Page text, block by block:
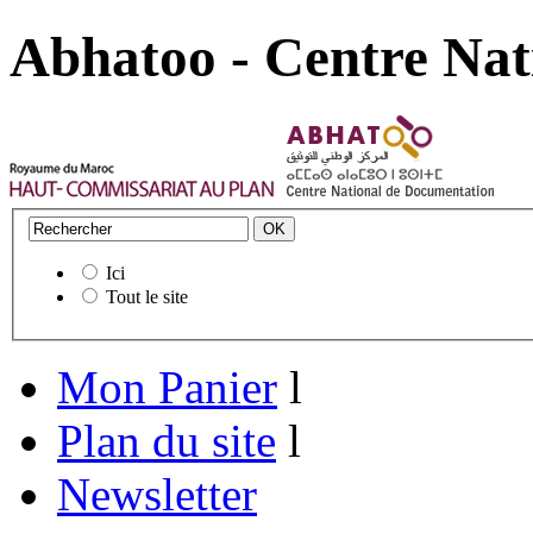
Abhatoo - Centre
Ici
Tout le site
Mon Panier l
Plan du site l
Newsletter